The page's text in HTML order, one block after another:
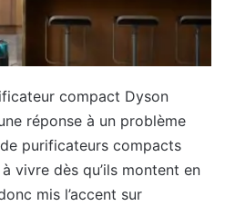
compact Dyson
réponse à un problème
purificateurs compacts
vivre dès qu’ils montent en
mis l’accent sur